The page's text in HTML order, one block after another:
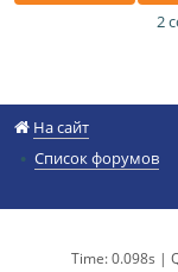
2
На сайт
Список форумов
Time: 0.098s |